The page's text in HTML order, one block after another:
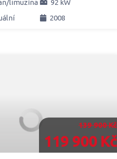
limuzína
92 kW
2008
139 900 Kč
119 900 Kč